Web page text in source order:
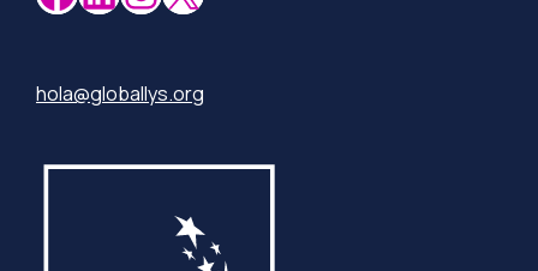
hola@globallys.org